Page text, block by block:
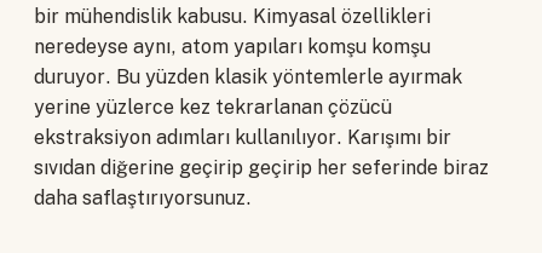
bir mühendislik kabusu. Kimyasal özellikleri
neredeyse aynı, atom yapıları komşu komşu
duruyor. Bu yüzden klasik yöntemlerle ayırmak
yerine yüzlerce kez tekrarlanan çözücü
ekstraksiyon adımları kullanılıyor. Karışımı bir
sıvıdan diğerine geçirip geçirip her seferinde biraz
daha saflaştırıyorsunuz.